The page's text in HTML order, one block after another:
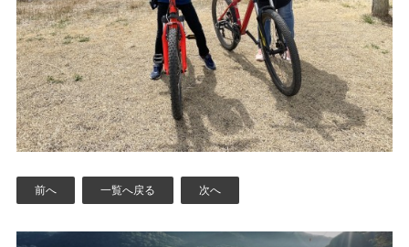
前へ 一覧へ戻る 次へ